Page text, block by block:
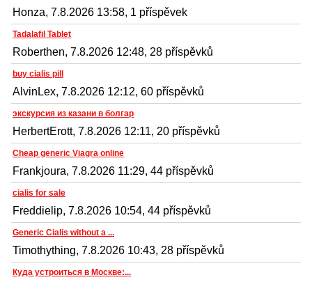
Honza, 7.8.2026 13:58, 1 příspěvek
Tadalafil Tablet
Roberthen, 7.8.2026 12:48, 28 příspěvků
buy cialis pill
AlvinLex, 7.8.2026 12:12, 60 příspěvků
экскурсия из казани в болгар
HerbertErott, 7.8.2026 12:11, 20 příspěvků
Cheap generic Viagra online
Frankjoura, 7.8.2026 11:29, 44 příspěvků
cialis for sale
Freddielip, 7.8.2026 10:54, 44 příspěvků
Generic Cialis without a ...
Timothything, 7.8.2026 10:43, 28 příspěvků
Куда устроиться в Москве:...